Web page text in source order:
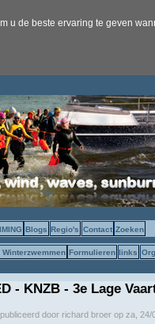
u de beste ervaring te geven
Blogs Regio's Contact Zoeken
Winterzwemmen Formulieren links
- KNZB - 3e Lage
door richard broerop za, 24/